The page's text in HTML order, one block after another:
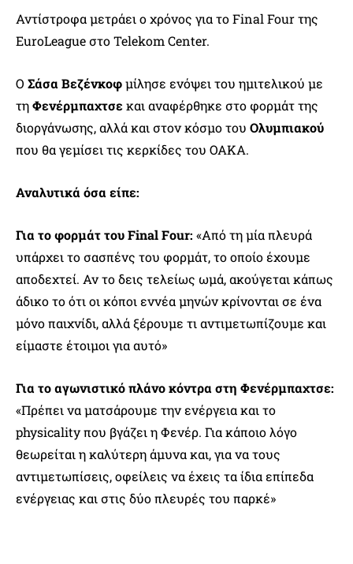
Αντίστροφα μετράει ο χρόνος για το Final Four της
EuroLeague στο Telekom Center.
Ο Σάσα Βεζένκοφμίλησε ενόψει του ημιτελικού με
τηΦενέρμπαχτσεκαι αναφέρθηκε στο φορμάτ της
διοργάνωσης, αλλά και στον κόσμο του Ολυμπιακού
που θα γεμίσει τις κερκίδες του ΟΑΚΑ.
Αναλυτικά όσα είπε:
Για το φορμάτ του Final Four: «Από τη μία πλευρά
υπάρχει το σασπένς του φορμάτ, το οποίο έχουμε
αποδεχτεί. Αν το δεις τελείως ωμά, ακούγεται κάπως
άδικο το ότι οι κόποι εννέα μηνών κρίνονται σε ένα
μόνο παιχνίδι, αλλά ξέρουμε τι αντιμετωπίζουμε και
είμαστε έτοιμοι για αυτό»
Για το αγωνιστικό πλάνο κόντρα στη Φενέρμπαχτσε:
«Πρέπει να ματσάρουμε την ενέργεια και το
physicality που βγάζει η Φενέρ. Για κάποιο λόγο
θεωρείται η καλύτερη άμυνα και, για να τους
αντιμετωπίσεις, οφείλεις να έχεις τα ίδια επίπεδα
ενέργειας και στις δύο πλευρές του παρκέ»